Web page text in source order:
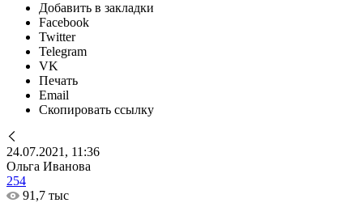
Добавить в закладки
Facebook
Twitter
Telegram
VK
Печать
Email
Скопировать ссылку
24.07.2021, 11:36
Ольга Иванова
254
91,7 тыс